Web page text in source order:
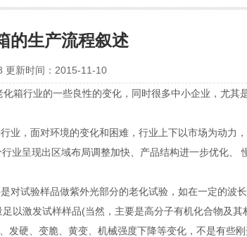
的生产流程叙述
更新时间：2015-11-10
箱行业的一些良性的变化，同时很多中小企业，尤其
，面对环境的变化和困难，行业上下以市场为动力
业呈现出区域布局调整加快、产品结构进一步优化、
试验样品做紫外光部分的老化试验，如在一定的波
以激发试样样品(当然，主要是高分子有机化合物及其
硬、变脆、黄变、机械强度下降等变化，不是有些